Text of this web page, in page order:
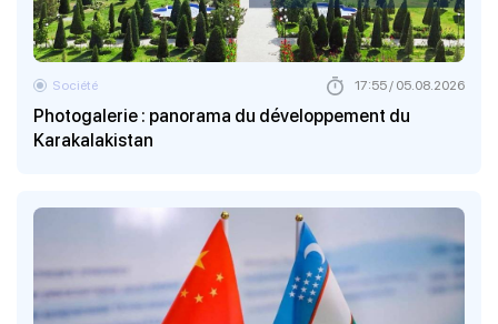
Photogalerie : panorama du développement du
Karakalakistan
Société 17:55 / 05.08.2026